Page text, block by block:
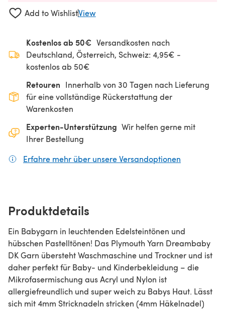
Add to WishlistView
Kostenlos ab 50€ Versandkosten nach
Deutschland, Österreich, Schweiz: 4,95€ -
kostenlos ab 50€
Retouren Innerhalb von 30 Tagen nach Lieferung
für eine vollständige Rückerstattung der
Warenkosten
Experten-Unterstützung Wir helfen gerne mit
Ihrer Bestellung
Erfahre mehr über unsere Versandoptionen
Produktdetails
Ein Babygarn in leuchtenden Edelsteintönen und
hübschen Pastelltönen! Das Plymouth Yarn Dreambaby
DK Garn übersteht Waschmaschine und Trockner und ist
daher perfekt für Baby- und Kinderbekleidung – die
Mikrofasermischung aus Acryl und Nylon ist
allergiefreundlich und super weich zu Babys Haut. Lässt
sich mit 4mm Stricknadeln stricken (4mm Häkelnadel)